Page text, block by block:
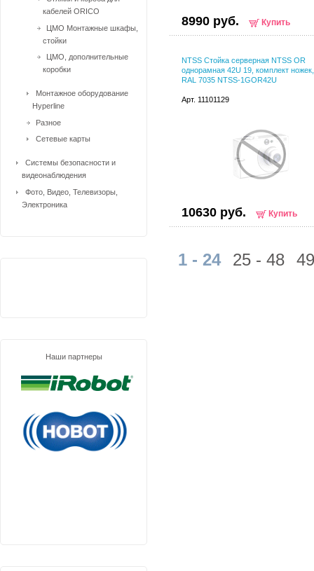
8990 руб. Купить
NTSS Стойка серверная NTSS OR
однорамная 42U 19, комплект
RAL 7035 NTSS-1GOR42U
Арт. 11101129
10630 руб. Купить
1 - 24 25 - 48
кабелей ORICO
ЦМО Монтажные шкафы,
стойки
ЦМО, дополнительные
коробки
Монтажное оборудование
Hyperline
Разное
Сетевые карты
Системы безопасности и
видеонаблюдения
Фото, Видео, Телевизоры,
Электроника
Наши партнеры